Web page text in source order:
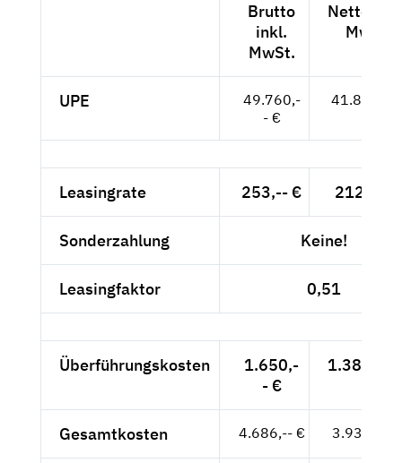
Brutto
inkl.
MwSt.
Netto
MwSt.
UPE
49.760,-
- €
41.815,--
Leasingrate 253,-- € 212,61 €
Sonderzahlung Keine!
Leasingfaktor 0,51
Überführungskosten
1.650,-
- €
1.386,55
Gesamtkosten 4.686,-- € 3.937,82